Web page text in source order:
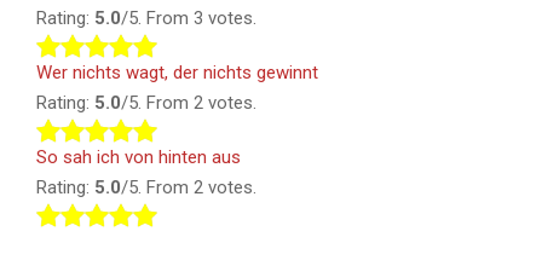
Rating: 5.0/5. From 3 votes.
Wer nichts wagt, der nichts gewinnt
Rating: 5.0/5. From 2 votes.
So sah ich von hinten aus
Rating: 5.0/5. From 2 votes.